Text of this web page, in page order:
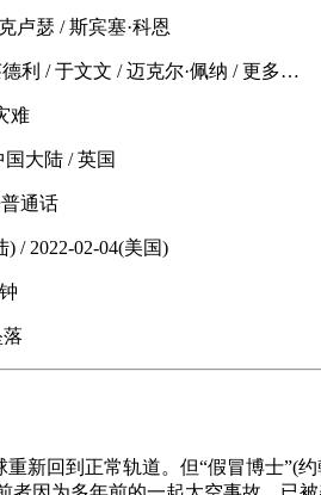
卢瑟 / 斯宾塞·科恩
利 / 于文文 / 迈克尔·佩纳 / 更多…
难
大陆 / 英国
通话
) / 2022-02-04(美国)
新回到正常轨道。但“假冒博士”(